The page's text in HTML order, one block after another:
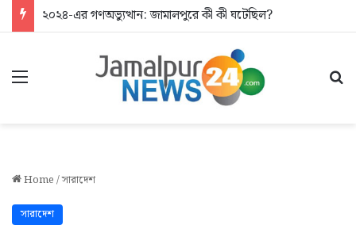
২০২৪-এর গণঅভ্যুত্থান: জামালপুরে কী কী ঘটেছিল?
Menu
Home/সারাদেশ
সারাদেশ